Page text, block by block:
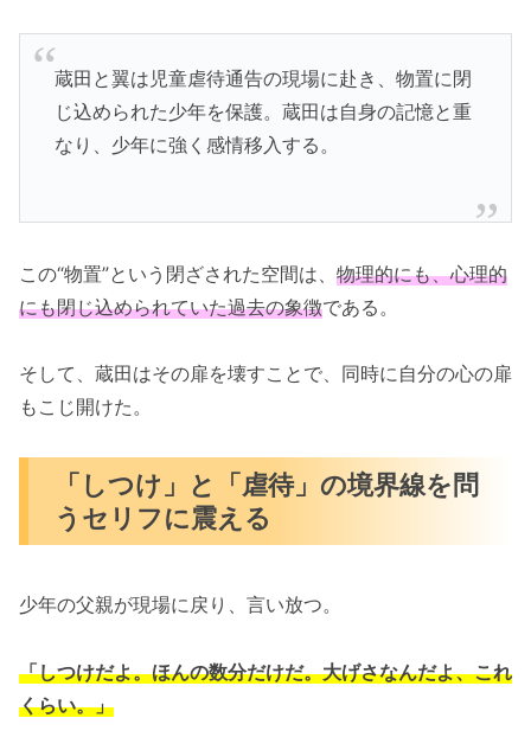
蔵田と翼は児童虐待通告の現場に赴き、物置に閉
じ込められた少年を保護。蔵田は自身の記憶と重
なり、少年に強く感情移入する。
この“物置”という閉ざされた空間は、 物理的にも、心理的
にも閉じ込められていた過去の象徴である。
そして、蔵田はその扉を壊すことで、同時に自分の心の扉
もこじ開けた。
「しつけ」と「虐待」の境界線を問
うセリフに震える
少年の父親が現場に戻り、言い放つ。
「しつけだよ。ほんの数分だけだ。大げさなんだよ、これ
くらい。」